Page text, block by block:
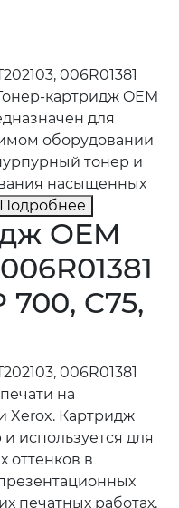
006R01381
картридж OEM
для
оборудовании
тонер и
насыщенных
Подробнее
OEM
700, C75,
006R01381
на
Xerox. Картридж
используется для
в
печатных работах.